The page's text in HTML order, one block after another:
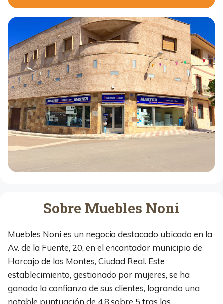
Sobre Muebles Noni
Muebles Noni es un negocio destacado ubicado en la
Av. de la Fuente, 20, en el encantador municipio de
Horcajo de los Montes, Ciudad Real. Este
establecimiento, gestionado por mujeres, se ha
ganado la confianza de sus clientes, logrando una
notable puntuación de 4,8 sobre 5 tras las